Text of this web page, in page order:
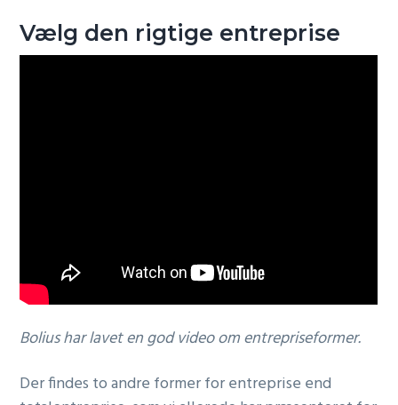
Vælg den rigtige entreprise
Bolius har lavet en god video om entrepriseformer.
Der findes to andre former for entreprise end